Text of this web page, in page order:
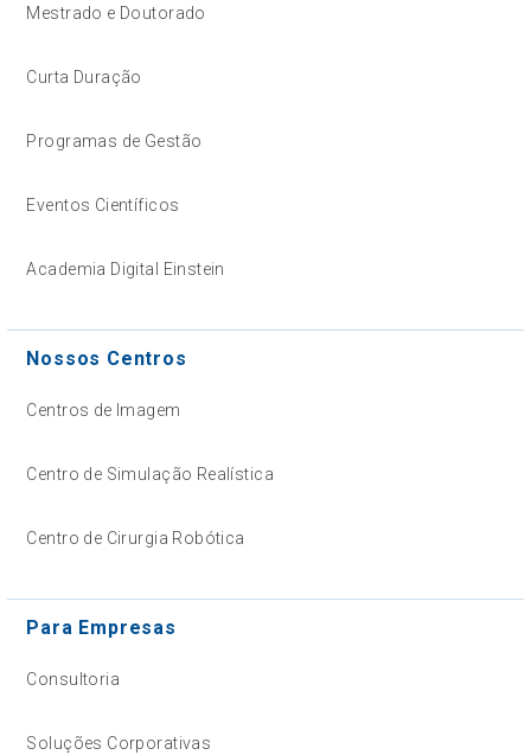
Mestrado e Doutorado
Curta Duração
Programas de Gestão
Eventos Científicos
Academia Digital Einstein
Nossos Centros
Centros de Imagem
Centro de Simulação Realística
Centro de Cirurgia Robótica
Para Empresas
Consultoria
Soluções Corporativas